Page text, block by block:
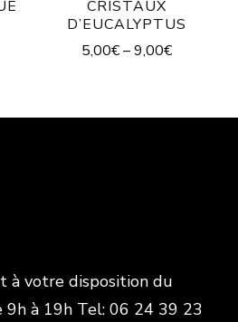
CRISTAUX
D’EUCALYPTUS
5,00€–9,00€
à votre disposition du
9h à 19h Tel: 06 24 39 23